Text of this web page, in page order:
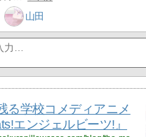
山田
る学校コメディアニメ
エンジェルビーツ!』